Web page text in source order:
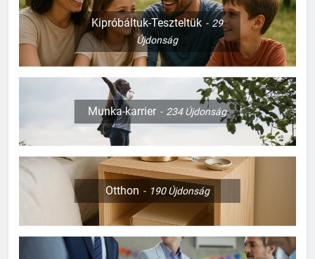
Kipróbáltuk-Teszteltük
29
Újdonság
Munka-karrier 234Újdonság
Otthon 190Újdonság